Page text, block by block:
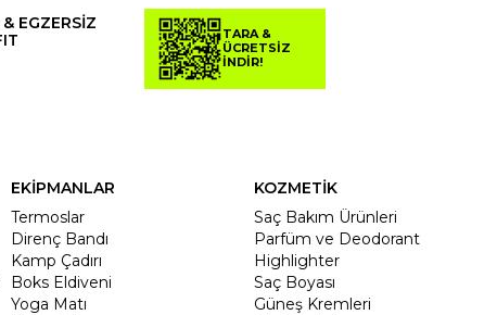
EGZERSİZ
TARA &
ÜCRETSİZ
İNDİR!
EKİPMANLAR
Termoslar
Direnç Bandı
Kamp Çadırı
Boks Eldiveni
Yoga Matı
KOZMETİK
Saç Bakım Ürünleri
Parfüm ve Deodorant
Highlighter
Saç Boyası
Güneş Kremleri